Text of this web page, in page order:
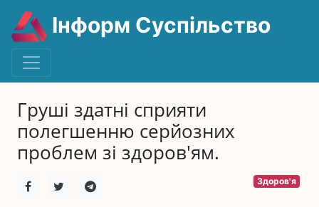
Інформ Суспільство
Груші здатні сприяти
полегшенню серйозних
проблем зі здоров'ям.
Здоров'я